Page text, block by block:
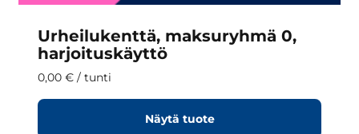
Urheilukenttä, maksuryhmä 0,
harjoituskäyttö
0,00 € / tunti
Näytä tuote